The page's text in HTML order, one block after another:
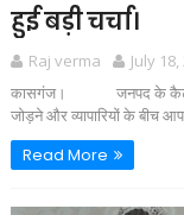
हुई बड़ी चर्चा।
Raj verma
July
कासगंज। जनपद के कैटरिंग
जोड़ने और व्यापारियों के बीच
Read More